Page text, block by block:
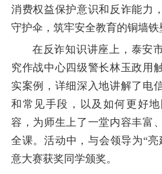
消费权益保护意识和反诈能力
守护伞，筑牢安全教育的铜墙铁
在反诈知识讲座上， 泰安
究作战中心四级警长林玉政用
实案例，详细深入地讲解了电
和常见手段，以及如何更好
容，为师生上了一堂内容丰富
全课。活动中，与会领导为“亮
意大赛获奖同学颁奖。